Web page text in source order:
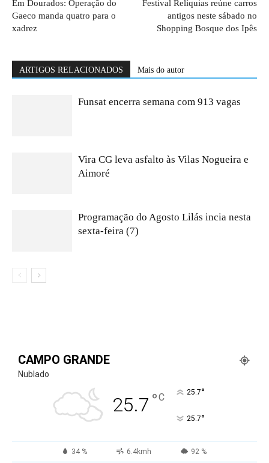
Em Dourados: Operação do
Gaeco manda quatro para o
xadrez
Festival Relíquias reúne carros
antigos neste sábado no
Shopping Bosque dos Ipês
ARTIGOS RELACIONADOS Mais do autor
Funsat encerra semana com 913 vagas
Vira CG leva asfalto às Vilas Nogueira e
Aimoré
Programação do Agosto Lilás incia nesta
sexta-feira (7)
CAMPO GRANDE
Nublado
25.7 °C 25.7°
25.7°
34 % 6.4kmh 92 %